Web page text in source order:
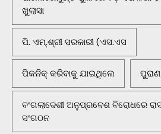
ଖୁଲାସା
ପି. ଏମ୍.ଶ୍ରୀ ସରକାରୀ (ଏସ.ଏସ
ପିକନିକ୍‌ କରିବାକୁ ଯାଇଥିଲେ
ବଂଗଲାଦେଶୀ ଅନୁପ୍ରବେଶ ବିରୋଧରେ
ସଂଗଠନ